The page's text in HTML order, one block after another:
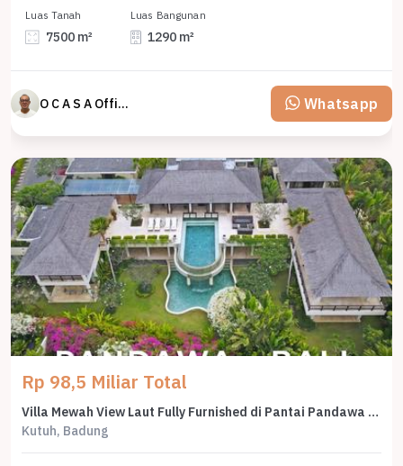
Luas Tanah
7500 m²
Luas Bangunan
1290 m²
O C A S A Official property perfected Whatsapp
Rp 98,5 Miliar Total
Villa Mewah View Laut Fully Furnished di Pantai Pandawa Bali
Kutuh, Badung